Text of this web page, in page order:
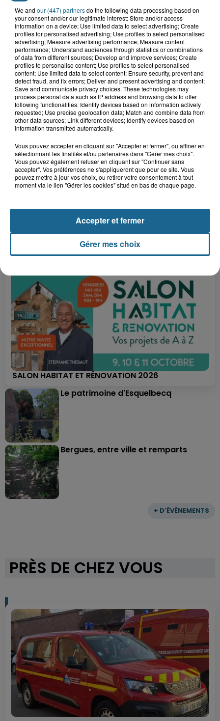
Grand jeu de l'été : les cabines de plages
Gagnez vos entrées pour Dennlys
Parc
Gagnez vos entrées pour le parc
Bagatelle
Gagnez vos entrées pour Plopsaland
+ D'ÉVÈNEMENTS
SALON HABITAT ET RÉNOVATION 2026
Le patrimoine d'Esquelbecq
Bergues, entre ville et remparts
PRÈS DE CHEZ VOUS
We and our (447) partnersdo the following data processing based on
your consent and/or our legitimate interest: Store and/or access
information on a device; Use limited data to select advertising; Create
profiles for personalised advertising; Use profiles to select personalised
advertising; Measure advertising performance; Measure content
performance; Understand audiences through statistics or combinations
of data from different sources; Develop and improve services; Create
profiles to personalise content; Use profiles to select personalised
content; Use limited data to select content; Ensure security, prevent and
detect fraud, and fix errors; Deliver and present advertising and content;
Save and communicate privacy choices. These technologies may
process personal data such as IP address and browsing data to offer
following functionalities: Identify devices based on information actively
requested; Use precise geolocation data; Match and combine data from
other data sources; Link different devices; Identify devices based on
information transmitted automatically.
Vous pouvez accepter en cliquant sur "Accepter et fermer", ou affiner en
sélectionnant les finalités et/ou partenaires dans "Gérer mes choix".
Vous pouvez également refuser en cliquant sur "Continuer sans
accepter". Vos préférences ne s'appliqueront que pour ce site. Vous
pouvez mettre à jour vos choix, ou retirer votre consentement à tout
moment via le lien "Gérer les cookies" situé en bas de chaque page.
Gérer mes choix
Accepter et fermer